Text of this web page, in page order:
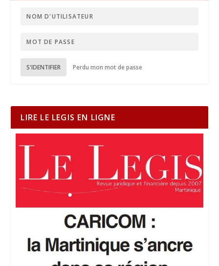
S'IDENTIFIER Perdu mon mot de passe
LIRE LE LEGIS EN LIGNE